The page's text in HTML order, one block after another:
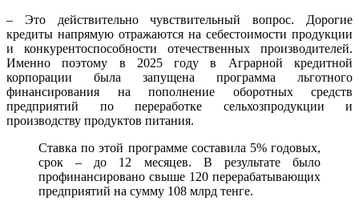
– Это действительно чувствительный вопрос. Дорогие
кредиты напрямую отражаются на себестоимости продукции
и конкурентоспособности отечественных производителей.
Именно поэтому в 2025 году в Аграрной кредитной
корпорации была запущена программа льготного
финансирования на пополнение оборотных средств
предприятий по переработке сельхозпродукции и
производству продуктов питания.
Ставка по этой программе составила 5% годовых,
срок – до 12 месяцев. В результате было
профинансировано свыше 120 перерабатывающих
предприятий на сумму 108 млрд тенге.